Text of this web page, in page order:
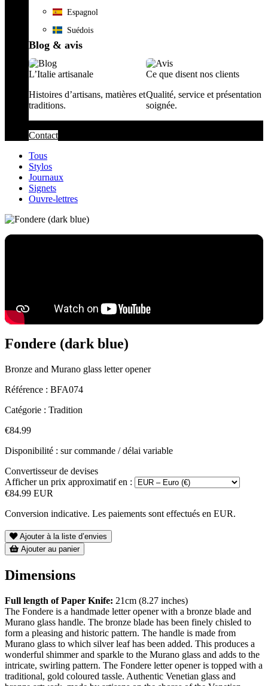
Espagnol
Suédois
Blog & avis
L’Italie artisanale
Histoires d’artisans, matières et
traditions.
Ce que disent nos clients
Qualité, service et présentation
soignée.
Contact
Tous
Stylos
Journaux
Signets
Ouvre-lettres
Fondere (dark blue)
Bronze and Murano glass letter opener
Référence : BFA074
Catégorie : Tradition
€84.99
Disponibilité : sur commande / délai variable
Convertisseur de devises
Afficher un prix approximatif en :
€84.99 EUR
Conversion indicative. Les paiements sont effectués en EUR.
Ajouter à la liste d’envies
Ajouter au panier
Dimensions
Full length of Paper Knife: 21cm (8.27 inches)
The Fondere is a handmade letter opener with a bronze blade and
Murano glass handle. The bronze blade has been finely chisled to
form a pleasing and historic pattern. The handle is made from
Murano glass to which silver leaf has been added. This produces a
wonderful shimmer and sparkle to the Murano glass and adds to the
intricate, swirling pattern. The Fondere letter opener is topped with a
traditional, gold coloured tassle. Authentic Venetian glass and